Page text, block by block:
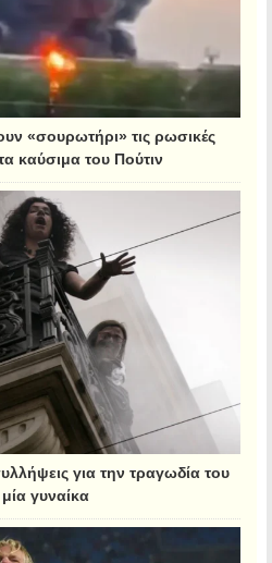
«σουρωτήρι» τις ρωσικές
καύσιμα του Πούτιν
για την τραγωδία του
γυναίκα